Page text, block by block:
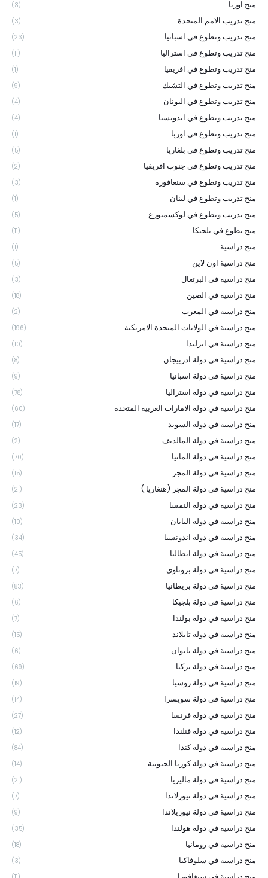
منح اوربا (3)
منح تدريب الامم المتحدة (3)
منح تدريب وتطوع في اسبانيا (23)
منح تدريب وتطوع في استراليا (11)
منح تدريب وتطوع في افريقيا (1)
منح تدريب وتطوع في التشيك (9)
منح تدريب وتطوع في اليونان (4)
منح تدريب وتطوع في اندونسيا (4)
منح تدريب وتطوع في اوربا (1)
منح تدريب وتطوع في بلغاريا (5)
منح تدريب وتطوع في جنوب افريقيا (2)
منح تدريب وتطوع في سنغافورة (3)
منح تدريب وتطوع في لبنان (1)
منح تدريب وتطوع في لوكسمبورغ (5)
منح تطوع في بلجيكا (11)
منح دراسية (1)
منح دراسية اون لاين (5)
منح دراسية في البرتغال (3)
منح دراسية في الصين (18)
منح دراسية في المغرب (2)
منح دراسية في الولايات المتحدة الامريكية (196)
منح دراسية في ايرلندا (10)
منح دراسية في دولة اذربيجان (8)
منح دراسية في دولة اسبانيا (9)
منح دراسية في دولة استراليا (78)
منح دراسية في دولة الامارات العربية المتحدة (60)
منح دراسية في دولة السويد (17)
منح دراسية في دولة المالديف (2)
منح دراسية في دولة المانيا (70)
منح دراسية في دولة المجر (15)
منح دراسية في دولة المجر (هنغاريا ) (21)
منح دراسية في دولة النمسا (23)
منح دراسية في دولة اليابان (10)
منح دراسية في دولة اندونسيا (34)
منح دراسية في دولة ايطاليا (45)
منح دراسية في دولة بروناوي (7)
منح دراسية في دولة بريطانيا (83)
منح دراسية في دولة بلجيكا (6)
منح دراسية في دولة بولندا (7)
منح دراسية في دولة تايلاند (15)
منح دراسية في دولة تايوان (6)
منح دراسية في دولة تركيا (69)
منح دراسية في دولة روسيا (19)
منح دراسية في دولة سويسرا (14)
منح دراسية في دولة فرنسا (27)
منح دراسية في دولة فنلندا (12)
منح دراسية في دولة كندا (84)
منح دراسية في دولة كوريا الجنوبية (14)
منح دراسية في دولة ماليزيا (21)
منح دراسية في دولة نيوزلاندا (7)
منح دراسية في دولة نيوزيلاندا (9)
منح دراسية في دولة هولندا (35)
منح دراسية في رومانيا (18)
منح دراسية في سلوفاكيا (3)